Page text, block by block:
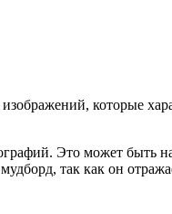
которые
Это может быть
так как он